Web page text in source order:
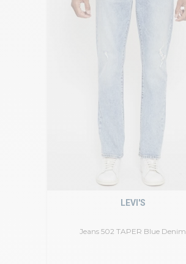
Jeans 502 TAPER Blue Denim
LEVI'S